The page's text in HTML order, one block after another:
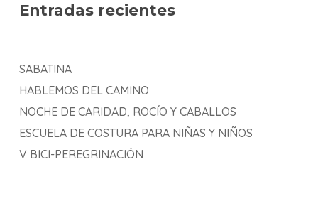
Entradas recientes
SABATINA
HABLEMOS DEL CAMINO
NOCHE DE CARIDAD, ROCÍO Y CABALLOS
ESCUELA DE COSTURA PARA NIÑAS Y NIÑOS
V BICI-PEREGRINACIÓN